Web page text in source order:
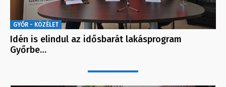
GYŐR - KÖZÉLET
Idén is elindul az idősbarát lakásprogram
Győrbe…